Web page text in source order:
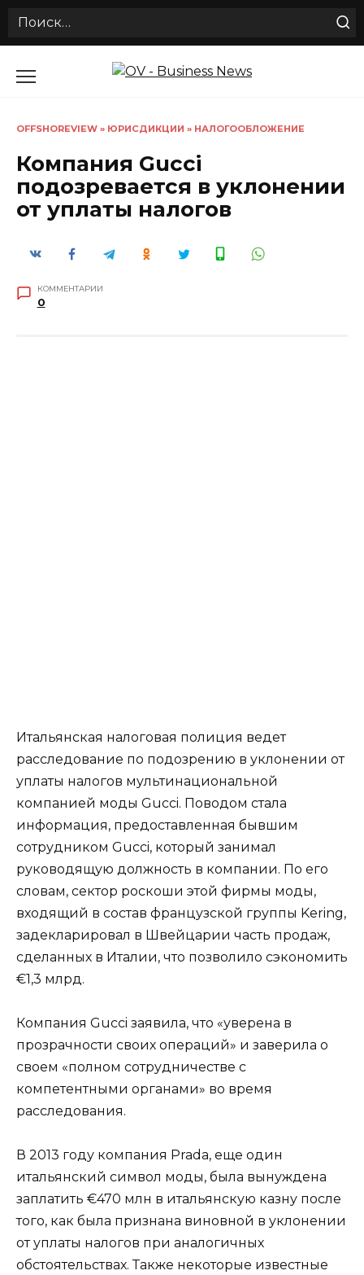
Search
OFFSHOREVIEW » ЮРИСДИКЦИИ » НАЛОГООБЛОЖЕНИЕ
Компания Gucci
подозревается в уклонении
от уплаты налогов
КОММЕНТАРИИ
0
Итальянская налоговая полиция ведет
расследование по подозрению в уклонении от
уплаты налогов мультинациональной
компанией моды Gucci. Поводом стала
информация, предоставленная бывшим
сотрудником Gucci, который занимал
руководящую должность в компании. По его
словам, сектор роскоши этой фирмы моды,
входящий в состав французской группы Kering,
задекларировал в Швейцарии часть продаж,
сделанных в Италии, что позволило сэкономить
€1,3 млрд.
Компания Gucci заявила, что «уверена в
прозрачности своих операций» и заверила о
своем «полном сотрудничестве с
компетентными органами» во время
расследования.
В 2013 году компания Prada, еще один
итальянский символ моды, была вынуждена
заплатить €470 млн в итальянскую казну после
того, как была признана виновной в уклонении
от уплаты налогов при аналогичных
обстоятельствах. Также некоторые известные